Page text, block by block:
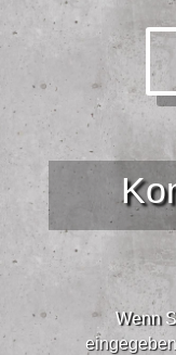
Wenn